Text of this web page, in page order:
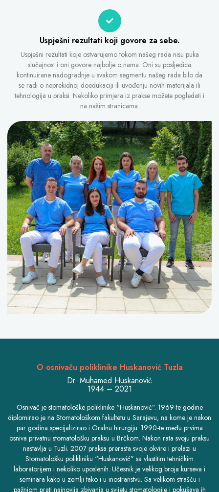
Uspješni rezultati koji govore za sebe.
Uspješni rezultati koje ostvarujemo tokom našeg rada nisu puka
slučajnost i oni govore najbolje o nama. Oni su posljedica
kontinuirane nadogradnje u svakom segmentu našeg rada bilo da
se radi o neprekidnoj doedukaciji ili uvođenju novih materijala ili
tehnologija u praksi. Nekoliko primjera iz prakse možete pogledati i
na našim stranicama.
O osnivaču poliklinike Huskanović Tuzla
Dr. Muhamed Huskanović
1944 – 2021
Osnivač je stomatološke poliklinike “Huskanović”. 1969-te godine
diplomirao je na Stomatološkom fakultetu u Sarajevu, na kome je nakon
par godina specijalizirao i Oralnu hirurgiju. 1990-te među prvima
osniva privatnu stomatološku praksu u Brčkom. Nakon rata svoju praksu
nastavlja u Tuzli. 2007 praksa prerasta svoje okvire i prelazi u
Stomatološku polikliniku “Huskanović” sa vlastitim tehničkim
laboratorijem i nekoliko uposlenih. Učesnik je velikog broja kurseva i
seminara kako u zemlji tako i u inostranstvu. Sa velikom strašću i
pažnjom prati najnovija zbivanja u svijetu stomatologije i pokušava ih